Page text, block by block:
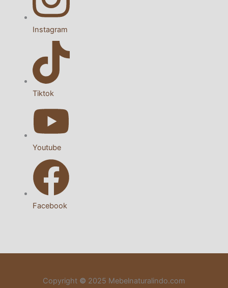
Instagram
Tiktok
Youtube
Facebook
Copyright © 2025 Mebelnaturalindo.com